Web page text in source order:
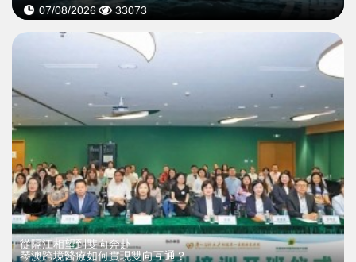
07/08/2026 33073
從隔江相望到雙向奔赴
琴澳跨境醫療如何實現雙向互通？